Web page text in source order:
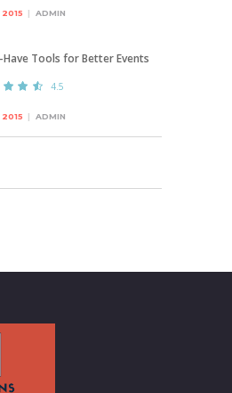
2015 ADMIN
Tools for Better Events
4.5
2015 ADMIN